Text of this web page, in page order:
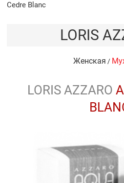
Cedre Blanc
LORIS
Женская /
LORIS AZZARO